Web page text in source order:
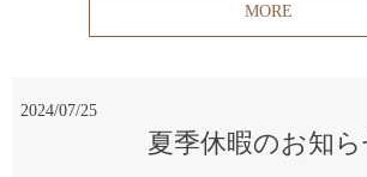
MORE
2024/07/25
夏季休暇のお知ら